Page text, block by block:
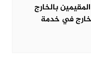
بالخارج
في خدمة